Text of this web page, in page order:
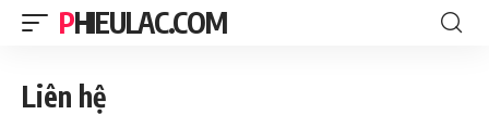
PHIEULAC.COM
Liên hệ